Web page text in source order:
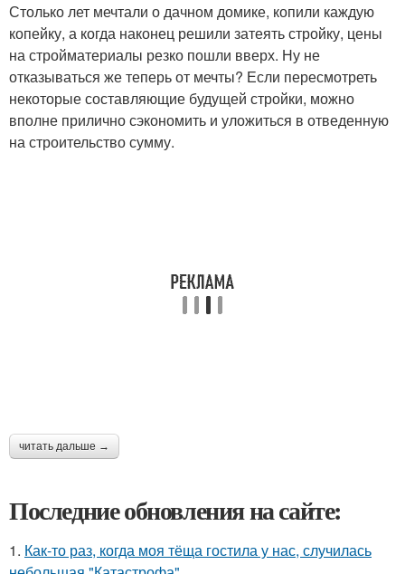
Столько лет мечтали о дачном домике, копили каждую
копейку, а когда наконец решили затеять стройку, цены
на стройматериалы резко пошли вверх. Ну не
отказываться же теперь от мечты? Если пересмотреть
некоторые составляющие будущей стройки, можно
вполне прилично сэкономить и уложиться в отведенную
на строительство сумму.
читать дальше →
Последние обновления на сайте:
1. Как-то раз, когда моя тёща гостила у нас, случилась